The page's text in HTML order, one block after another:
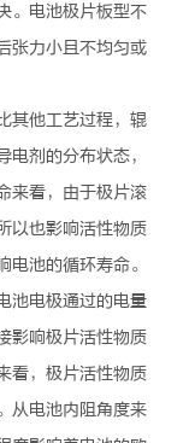
。电池极片板型不
张力小且不均匀或
其他工艺过程，辊
剂的分布状态，
来看，由于极片滚
以也影响活性物质
池的循环寿命。
池电极通过的电量
影响极片活性物质
看，极片活性物质
从电池内阻角度来